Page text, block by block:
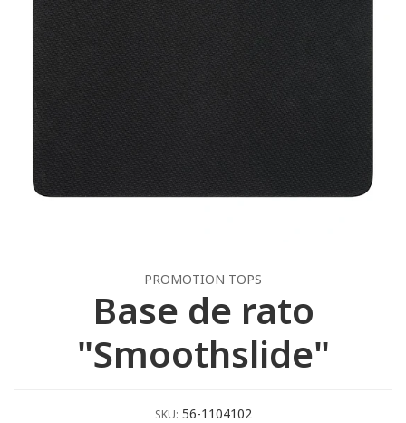
PROMOTION TOPS
Base de rato
"Smoothslide"
SKU: 56-1104102